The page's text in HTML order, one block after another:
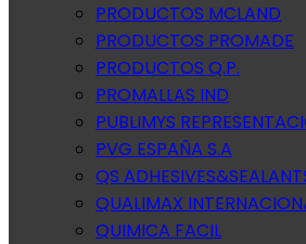
PRODUCTOS MCLAND
PRODUCTOS PROMADE
PRODUCTOS Q.P.
PROMALLAS IND
PUBLIMYS
PVG ESPAÑA S.A
QS
QUALIMAX
QUIMICA FACIL